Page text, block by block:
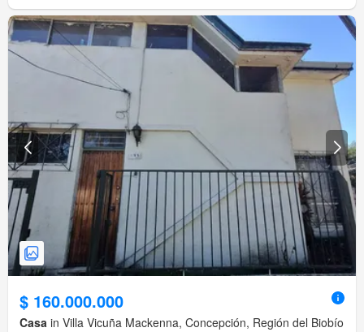
$ 160.000.000
Casa in Villa Vicuña Mackenna, Concepción, Región del Biobío